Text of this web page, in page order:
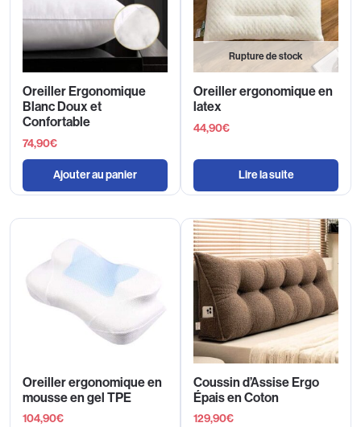
Oreiller Ergonomique
Blanc Doux et
Confortable
74,90€
Ajouter au panier
Rupture de stock
Oreiller ergonomique en
latex
44,90€
Lire la suite
Oreiller ergonomique en
mousse en gel TPE
104,90€
Coussin d’Assise Ergo
Épais en Coton
129,90€